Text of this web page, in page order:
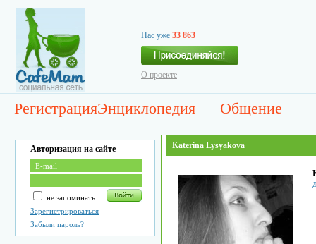
Нас уже 33 863
О проекте
РегистрацияЭнциклопедия Общение
Авторизация на сайте
не запоминать
Зарегистрироваться
Забыли пароль?
Katerina Lysyakova